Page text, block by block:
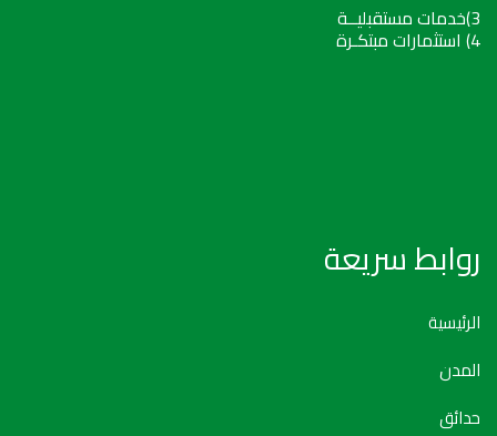
3)خدمات مستقبليــة
4) استثمارات مبتكـرة
روابط سريعة
الرئيسية
المدن
حدائق